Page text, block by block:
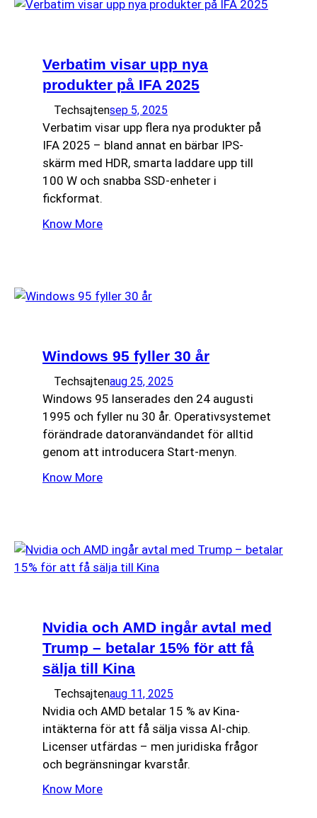
Verbatim visar upp nya
produkter på IFA 2025
Techsajtensep 5, 2025
Verbatim visar upp flera nya produkter på
IFA 2025 – bland annat en bärbar IPS-
skärm med HDR, smarta laddare upp till
100 W och snabba SSD-enheter i
fickformat.
Know More
Windows 95 fyller 30 år
Techsajtenaug 25, 2025
Windows 95 lanserades den 24 augusti
1995 och fyller nu 30 år. Operativsystemet
förändrade datoranvändandet för alltid
genom att introducera Start-menyn.
Know More
Nvidia och AMD ingår avtal med
Trump – betalar 15% för att få
sälja till Kina
Techsajtenaug 11, 2025
Nvidia och AMD betalar 15 % av Kina-
intäkterna för att få sälja vissa AI-chip.
Licenser utfärdas – men juridiska frågor
och begränsningar kvarstår.
Know More